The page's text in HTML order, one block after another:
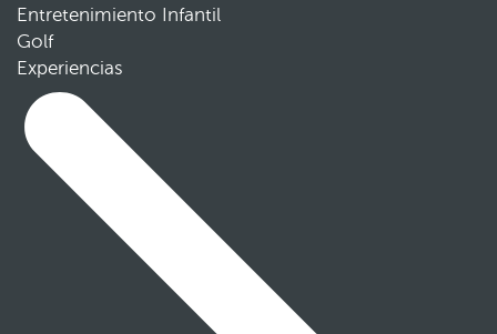
Entretenimiento Infantil
Golf
Experiencias